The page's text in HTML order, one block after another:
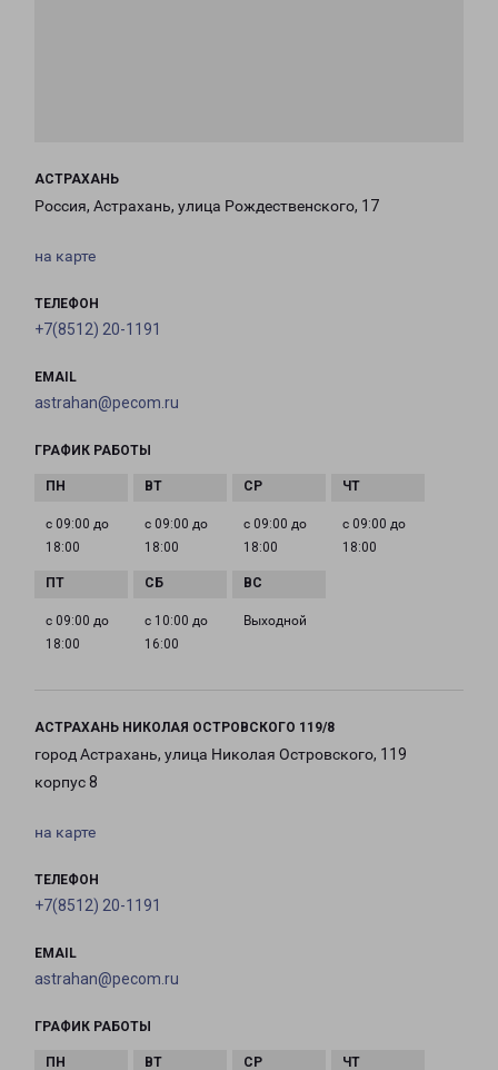
АСТРАХАНЬ
Россия, Астрахань, улица Рождественского, 17
на карте
ТЕЛЕФОН
+7(8512) 20-1191
EMAIL
astrahan@pecom.ru
ГРАФИК РАБОТЫ
с 09:00 до
18:00
с 09:00 до
18:00
с 09:00 до
18:00
с 09:00 до
18:00
с 09:00 до
18:00
с 10:00 до
16:00
Выходной
АСТРАХАНЬ НИКОЛАЯ ОСТРОВСКОГО 119/8
город Астрахань, улица Николая Островского, 119
корпус 8
на карте
ТЕЛЕФОН
+7(8512) 20-1191
EMAIL
astrahan@pecom.ru
ГРАФИК РАБОТЫ